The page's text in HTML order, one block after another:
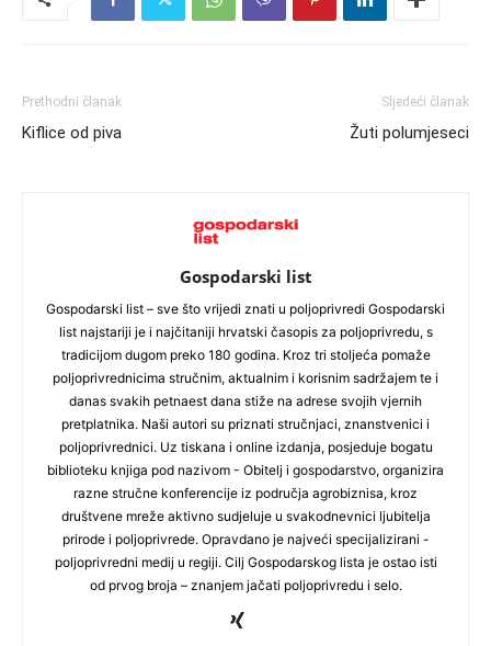
Prethodni članak
Kiflice od piva
Sljedeći članak
Žuti polumjeseci
Gospodarski list
Gospodarski list – sve što vrijedi znati u poljoprivredi Gospodarski
list najstariji je i najčitaniji hrvatski časopis za poljoprivredu, s
tradicijom dugom preko 180 godina. Kroz tri stoljeća pomaže
poljoprivrednicima stručnim, aktualnim i korisnim sadržajem te i
danas svakih petnaest dana stiže na adrese svojih vjernih
pretplatnika. Naši autori su priznati stručnjaci, znanstvenici i
poljoprivrednici. Uz tiskana i online izdanja, posjeduje bogatu
biblioteku knjiga pod nazivom - Obitelj i gospodarstvo, organizira
razne stručne konferencije iz područja agrobiznisa, kroz
društvene mreže aktivno sudjeluje u svakodnevnici ljubitelja
prirode i poljoprivrede. Opravdano je najveći specijalizirani -
poljoprivredni medij u regiji. Cilj Gospodarskog lista je ostao isti
od prvog broja – znanjem jačati poljoprivredu i selo.